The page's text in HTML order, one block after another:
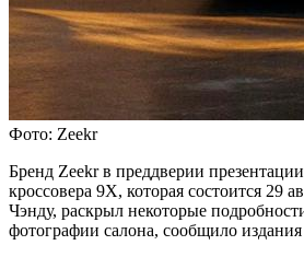
Фото: Zeekr
Бренд Zeekr в преддверии
кроссовера 9X, которая состоится 29
Чэнду, раскрыл некоторые
фотографии салона, сообщило